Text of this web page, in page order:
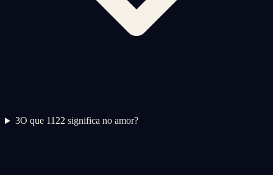
3O que 1122 significa no amor?